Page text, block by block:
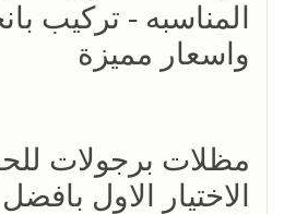
المناسبه - تركيب
واسعار مميزة
مظلات برجولات
الاختيار الاول